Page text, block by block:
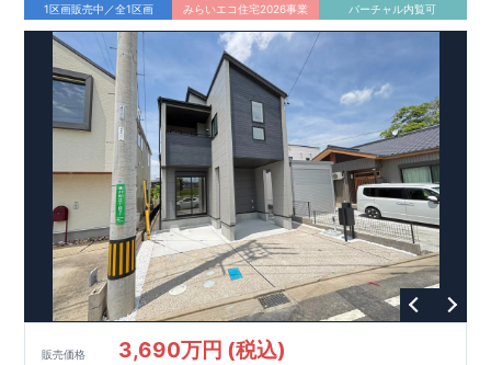
をクリック!! ・住宅ローン減税、固定資産税などの税制優遇を
受けられます。 ・中古市場でも、長期優良住宅が有利に働きま
す。 ■住宅性能評価ダブル取得予定!
詳しくはタイトルをク
リック!! ・『設計』住宅性能評価‥‥建物設計段階で、国が認め
た第三機関が評価しております。 ・『建設』住宅性能評価‥‥評
価を受けた図面通りに施工されているか、
建設までに計4回チ
ェックが行われます。 ・図面や書類上だけでなく、「現場の施
工状況」を検査した上で、品質を保証しております。 ■全棟自
社一貫体制! ← 詳しくはタイトルをクリック!! ・誰が何をやっ
たかが明確だからこそ、お客様の安心に繋がります。 ・設計、
施工、営業が協力しあい、最良のプランをご提供いたします。
・不要な中間マージンを抑える事で、コストダウンに努めてお
りま。
★少しでも気になりましたら、お気軽にお問い合わせ
ください。 【電話:0586-26-0678】 (営業時間9:30～18:30 定
休日:毎週火曜日・水曜日・年末年始等)
事前にご予約いただ
けますとスムーズにご案内できます。 ※未完成の場合、現地確
認はもちろん、近くにある同仕様の完成物件をご案内いたしま
す。
1区画販売中／全1区画 みらいエコ住宅2026事業 バーチャル内覧可
販売価格 3,690万円 (税込)